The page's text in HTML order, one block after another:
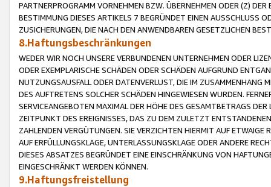
PARTNERPROGRAMM VORNEHMEN BZW. ÜBERNEHMEN ODER (Z)
BESTIMMUNG DIESES ARTIKELS 7 BEGRÜNDET EINEN AUSSCHLUSS
ZUSICHERUNGEN, DIE NACH DEN ANWENDBAREN GESETZLICHEN
8.Haftungsbeschränkungen
WEDER WIR NOCH UNSERE VERBUNDENEN UNTERNEHMEN ODER
ODER EXEMPLARISCHE SCHÄDEN ODER SCHÄDEN AUFGRUND
NUTZUNGSAUSFALL ODER DATENVERLUST, DIE IM ZUSAMMENHANG
DES AUFTRETENS SOLCHER SCHÄDEN HINGEWIESEN WURDEN.
SERVICEANGEBOTEN MAXIMAL DER HÖHE DES GESAMTBETRAGS
ZEITPUNKT DES EREIGNISSES, DAS ZU DEM ZULETZT
ZAHLENDEN VERGÜTUNGEN. SIE VERZICHTEN HIERMIT AUF
AUF ERFÜLLUNGSKLAGE, UNTERLASSUNGSKLAGE ODER ANDERE
DIESES ABSATZES BEGRÜNDET EINE EINSCHRÄNKUNG VON
EINGESCHRÄNKT WERDEN KÖNNEN.
9.Haftungsfreistellung